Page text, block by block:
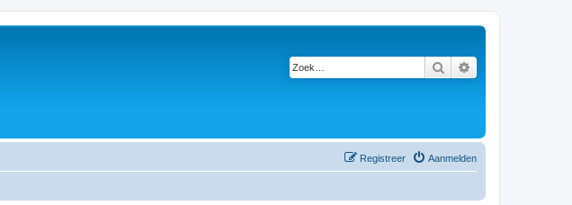
Zoek
Aanmelden
Registreer